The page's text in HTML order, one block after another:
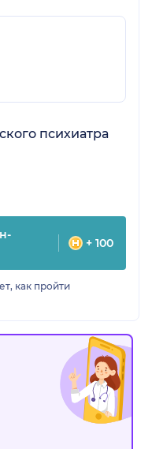
психиатра
+ 100
как пройти